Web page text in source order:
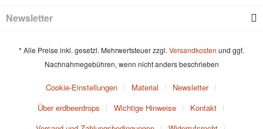
Newsletter
* Alle Preise inkl. gesetzl. Mehrwertsteuer zzgl. Versandkosten und ggf.
Nachnahmegebühren, wenn nicht anders beschrieben
Cookie-Einstellungen Material
Newsletter
Über erdbeerdrops
Wichtige Hinweise
Kontakt